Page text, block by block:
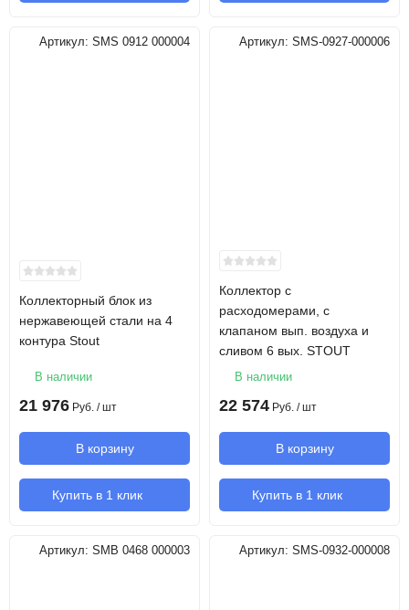
Артикул: SMS 0912 000004
Коллекторный блок из
нержавеющей стали на 4
контура Stout
В наличии
21 976 Руб. / шт
В корзину
Купить в 1 клик
Артикул: SMS-0927-000006
Коллектор с
расходомерами, с
клапаном вып. воздуха и
сливом 6 вых. STOUT
В наличии
22 574 Руб. / шт
В корзину
Купить в 1 клик
Артикул: SMB 0468 000003 Артикул: SMS-0932-000008